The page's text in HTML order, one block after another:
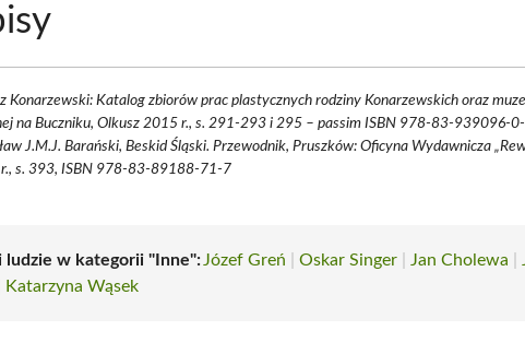
Konarzewski: Katalog zbiorów prac plastycznych rodziny Konarzewskich oraz
na Buczniku, Olkusz 2015 r., s. 291-293 i 295 – passim ISBN 978-83-939096-
J.M.J. Barański, Beskid Śląski. Przewodnik, Pruszków: Oficyna Wydawnicza
s. 393, ISBN 978-83-89188-71-7
ludzie w kategorii "Inne": Józef Greń |Oskar Singer Jan Cholewa
Katarzyna Wąsek